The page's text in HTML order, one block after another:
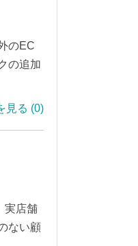
のEC
の追加
見る (0)
実店舗
ない顧